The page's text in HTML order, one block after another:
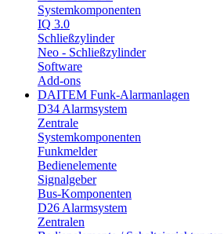
Systemkomponenten
IQ 3.0
Schließzylinder
Neo - Schließzylinder
Software
Add-ons
DAITEM Funk-Alarmanlagen
D34 Alarmsystem
Zentrale
Systemkomponenten
Funkmelder
Bedienelemente
Signalgeber
Bus-Komponenten
D26 Alarmsystem
Zentralen